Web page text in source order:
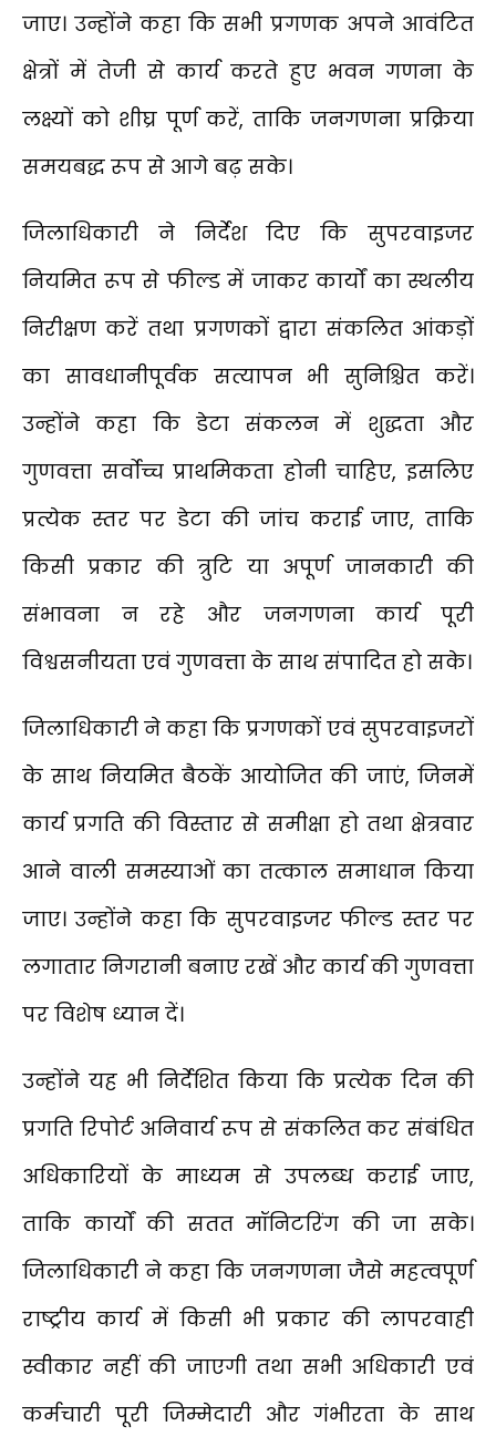
जाए। उन्होंने कहा कि सभी प्रगणक अपने आवंटित
क्षेत्रों में तेजी से कार्य करते हुए भवन गणना के
लक्ष्यों को शीघ्र पूर्ण करें, ताकि जनगणना प्रक्रिया
समयबद्ध रूप से आगे बढ़ सके।
जिलाधिकारी ने निर्देश दिए कि सुपरवाइजर
नियमित रूप से फील्ड में जाकर कार्यों का स्थलीय
निरीक्षण करें तथा प्रगणकों द्वारा संकलित आंकड़ों
का सावधानीपूर्वक सत्यापन भी सुनिश्चित करें।
उन्होंने कहा कि डेटा संकलन में शुद्धता और
गुणवत्ता सर्वोच्च प्राथमिकता होनी चाहिए, इसलिए
प्रत्येक स्तर पर डेटा की जांच कराई जाए, ताकि
किसी प्रकार की त्रुटि या अपूर्ण जानकारी की
संभावना न रहे और जनगणना कार्य पूरी
विश्वसनीयता एवं गुणवत्ता के साथ संपादित हो सके।
जिलाधिकारी ने कहा कि प्रगणकों एवं सुपरवाइजरों
के साथ नियमित बैठकें आयोजित की जाएं, जिनमें
कार्य प्रगति की विस्तार से समीक्षा हो तथा क्षेत्रवार
आने वाली समस्याओं का तत्काल समाधान किया
जाए। उन्होंने कहा कि सुपरवाइजर फील्ड स्तर पर
लगातार निगरानी बनाए रखें और कार्य की गुणवत्ता
पर विशेष ध्यान दें।
उन्होंने यह भी निर्देशित किया कि प्रत्येक दिन की
प्रगति रिपोर्ट अनिवार्य रूप से संकलित कर संबंधित
अधिकारियों के माध्यम से उपलब्ध कराई जाए,
ताकि कार्यों की सतत मॉनिटरिंग की जा सके।
जिलाधिकारी ने कहा कि जनगणना जैसे महत्वपूर्ण
राष्ट्रीय कार्य में किसी भी प्रकार की लापरवाही
स्वीकार नहीं की जाएगी तथा सभी अधिकारी एवं
कर्मचारी पूरी जिम्मेदारी और गंभीरता के साथ